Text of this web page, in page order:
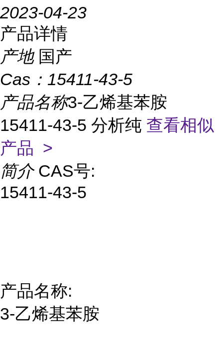
2023-04-23
产品详情
产地 国产
Cas： 15411-43-5
产品名称3-乙烯基苯胺
15411-43-5 分析纯 查看相似
产品 >
简介 CAS号:
15411-43-5
产品名称:
3-乙烯基苯胺